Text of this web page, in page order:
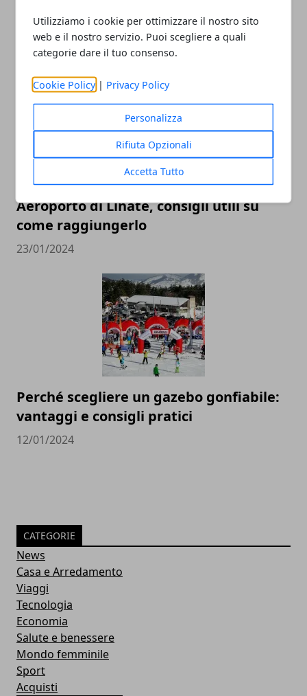
Utilizziamo i cookie per ottimizzare il nostro sito
web e il nostro servizio. Puoi scegliere a quali
categorie dare il tuo consenso.
Cookie Policy | Privacy Policy
Personalizza
Rifiuta Opzionali
Accetta Tutto
I migliori strumenti per la sicurezza sul
luogo di lavoro
13/05/2024
Aeroporto di Linate, consigli utili su
come raggiungerlo
23/01/2024
Perché scegliere un gazebo gonfiabile:
vantaggi e consigli pratici
12/01/2024
CATEGORIE
News
Casa e Arredamento
Viaggi
Tecnologia
Economia
Salute e benessere
Mondo femminile
Sport
Acquisti